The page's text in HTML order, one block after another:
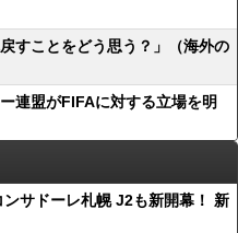
すことをどう思う？」（海外の
連盟がFIFAに対する立場を明
ンサドーレ札幌 J2も新開幕！ 新